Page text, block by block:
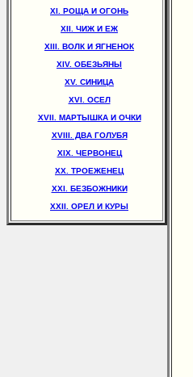
XI. РОЩА И ОГОНЬ
XII. ЧИЖ И ЕЖ
XIII. ВОЛК И ЯГНЕНОК
XIV. ОБЕЗЬЯНЫ
XV. СИНИЦА
XVI. ОСЕЛ
XVII. МАРТЫШКА И ОЧКИ
XVIII. ДВА ГОЛУБЯ
XIX. ЧЕРВОНЕЦ
XX. ТРОЕЖЕНЕЦ
XXI. БЕЗБОЖНИКИ
XXII. ОРЕЛ И КУРЫ